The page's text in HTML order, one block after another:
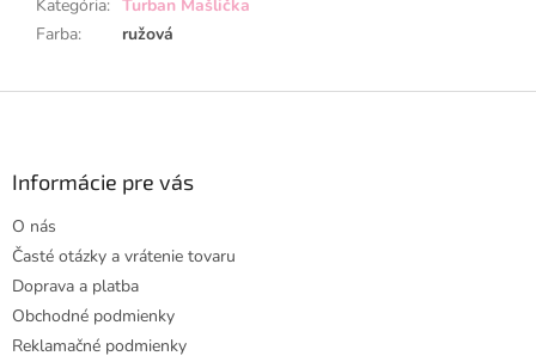
Kategória: Turban Mašlička
Farba: ružová
Informácie pre vás
O nás
Časté otázky a vrátenie tovaru
Doprava a platba
Obchodné podmienky
Reklamačné podmienky